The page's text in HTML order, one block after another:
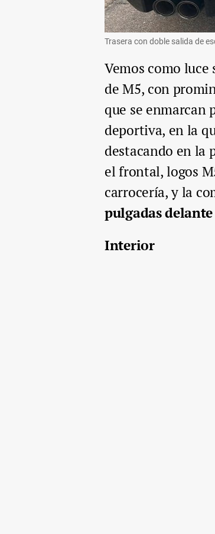
Trasera con doble salida de
Vemos como
de M5, con
que se enmarcan
deportiva, en la
destacando en la
el frontal, logos
carrocería, y la
pulgadas
Interior